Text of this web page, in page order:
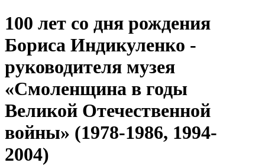
100 лет со дня рождения
Бориса Индикуленко -
руководителя музея
«Смоленщина в годы
Великой Отечественной
войны» (1978-1986, 1994-
2004)